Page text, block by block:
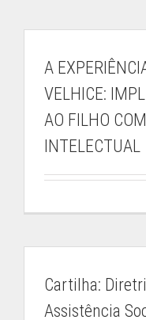
A
VELHICE:
AO FILHO
INTELECTUAL
Cartilha:
Assistência
(31) 3291-6558
08h às 12h e 13h às
CENTRAL DE
ENCONTRE UM